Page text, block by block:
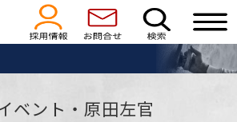
ベント・原田左官